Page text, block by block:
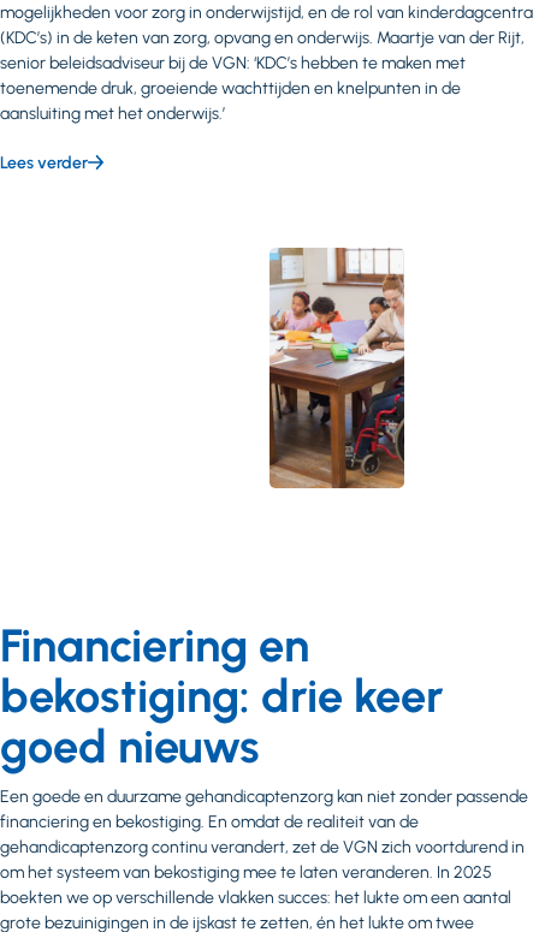
mogelijkheden voor zorg in onderwijstijd, en de rol van kinderdagcentra
(KDC’s) in de keten van zorg, opvang en onderwijs. Maartje van der Rijt,
senior beleidsadviseur bij de VGN: ‘KDC’s hebben te maken met
toenemende druk, groeiende wachttijden en knelpunten in de
aansluiting met het onderwijs.’
Lees verder
Financiering en
bekostiging: drie keer
goed nieuws
Een goede en duurzame gehandicaptenzorg kan niet zonder passende
financiering en bekostiging. En omdat de realiteit van de
gehandicaptenzorg continu verandert, zet de VGN zich voortdurend in
om het systeem van bekostiging mee te laten veranderen. In 2025
boekten we op verschillende vlakken succes: het lukte om een aantal
grote bezuinigingen in de ijskast te zetten, én het lukte om twee